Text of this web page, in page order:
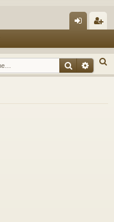
ne
xi
nr
eg
e